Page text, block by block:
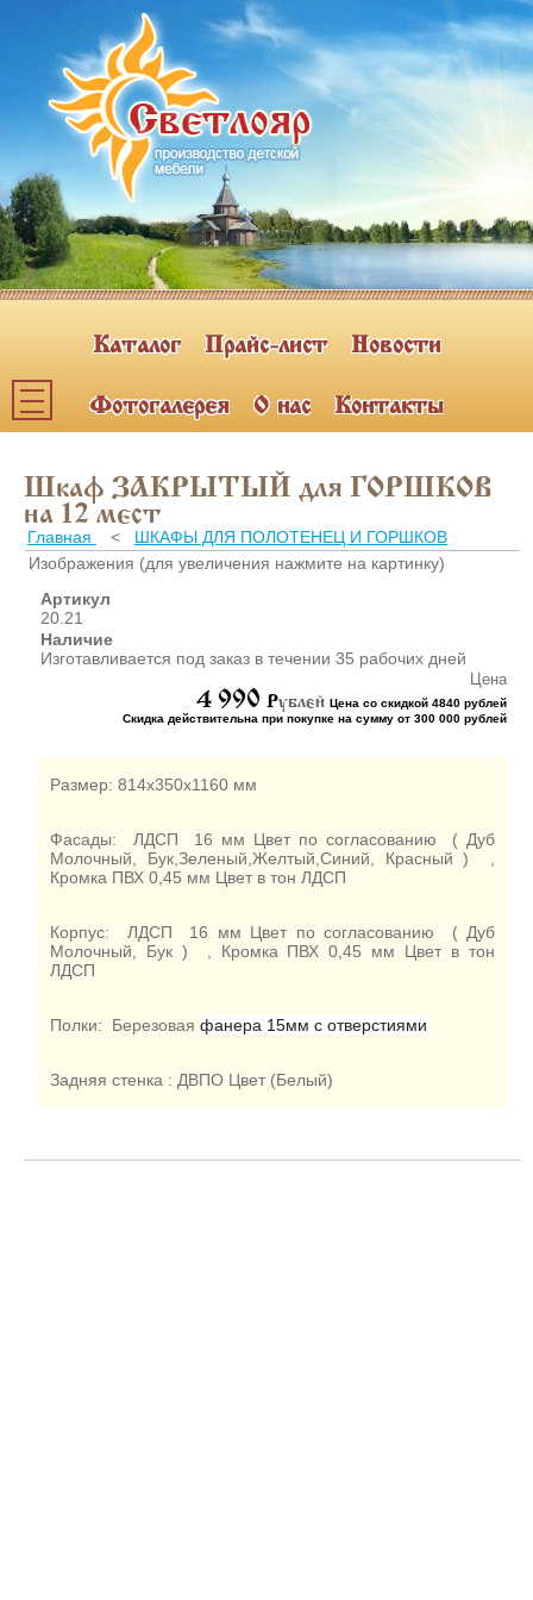
Каталог Прайс-лист Новости
Фотогалерея О нас Контакты
Каталог мебели
ПОЛКИ НАВЕСНЫЕ (2)
ШКАФЫ ДЛЯ КАБИНЕТОВ
И ОФИСОВ (95)
СТОЛЫ ДЛЯ КАБИНЕТОВ И
ОФИСОВ (59)
КРОВАТИ ДЛЯ ДЕТСКОГО
САДА (65)
МАТРАСЫ ДЛЯ ДЕТСКИХ
КРОВАТЕЙ (6)
ШКАФЫ В РАЗДЕВАЛКУ
ДЛЯ ДЕТСКОГО САДА (39)
И ГОРШКОВ (32)
СТЕЛЛАЖИ И СТЕНКИ
(43)
СПОРТ (10)
Шкаф ЗАКРЫТЫЙ для ГОРШКОВ
на 12 мест
Главная < ШКАФЫ ДЛЯ ПОЛОТЕНЕЦ И ГОРШКОВ
Изображения (для увеличения нажмите на картинку)
Артикул
20.21
Наличие
Изготавливается под заказ в течении 35 рабочих дней
Цена
4 990 Pублей Цена со скидкой 4840 рублей
Скидка действительна при покупке на сумму от 300 000 рублей
Размер: 814х350х1160 мм
Фасады: ЛДСП 16 мм Цвет по согласованию ( Дуб
Молочный, Бук,Зеленый,Желтый,Синий, Красный ) ,
Кромка ПВХ 0,45 мм Цвет в тон ЛДСП
Корпус: ЛДСП 16 мм Цвет по согласованию ( Дуб
Молочный, Бук ) , Кромка ПВХ 0,45 мм Цвет в тон
ЛДСП
Полки: Березовая фанера 15мм с отверстиями
Задняя стенка : ДВПО Цвет (Белый)